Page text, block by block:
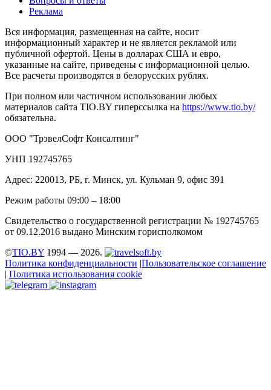
Реклама
Вся информация, размещенная на сайте, носит
информационный характер и не является рекламой или
публичной офертой. Цены в долларах США и евро,
указанные на сайте, приведены с информационной целью.
Все расчеты производятся в белорусских рублях.
При полном или частичном использовании любых
материалов сайта TIO.BY гиперссылка на https://www.tio.by/
обязательна.
ООО "ТрэвелСофт Консалтинг"
УНП 192745765
Адрес: 220013, РБ, г. Минск, ул. Кульман 9, офис 391
Режим работы 09:00 – 18:00
Свидетельство о государственной регистрации № 192745765
от 09.12.2016 выдано Минским горисполкомом
©TIO.BY 1994 — 2026.
Политика конфиденциальности |Пользовательское соглашение
| Политика использования cookie